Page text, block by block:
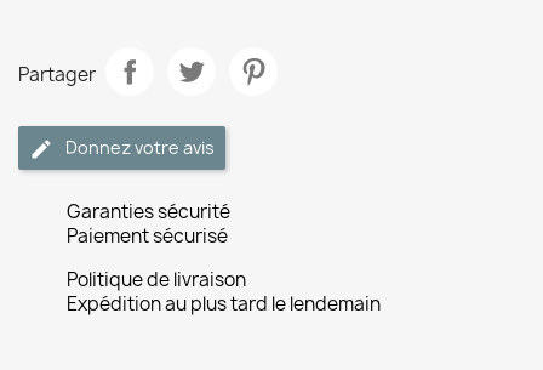
Partager
Donnez votre avis
Garanties sécurité
Paiement sécurisé
Politique de livraison
Expédition au plus tard le lendemain